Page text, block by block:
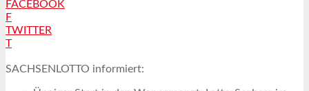
FACEBOOK
F
TWITTER
T
SACHSENLOTTO informiert: